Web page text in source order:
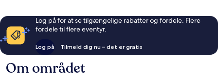
Log på for at se tilgængelige rabatter og fordele. Flere
fordele til flere eventyr.
Log på Tilmeld dig nu – det er gratis
Om området